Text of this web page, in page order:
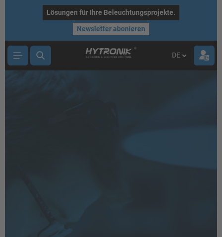
Lösungen für Ihre Beleuchtungsprojekte.
Newsletter abonieren
DE